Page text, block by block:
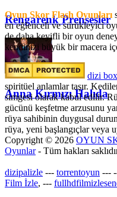
Rengarenk Prensesler
Anna Kırmızı Halıda
Oyun Skor Flash Oyunları
en eğlenceli ve sürükleyici
de daha keyifli bir oyun
kendinizi büyük bir macera
dizi box
spiritüel anlamlar taşır.
simgesi olarak kabul edilir.
gücünü keşfetme arzusunu
rüya sahibinin duygusal
rüya, yeni başlangıçlar veya
Copyright © 2026 OYUN
Oyunlar- Tüm hakları
dizipalizle --- torrentoyun ---
Film İzle, ---